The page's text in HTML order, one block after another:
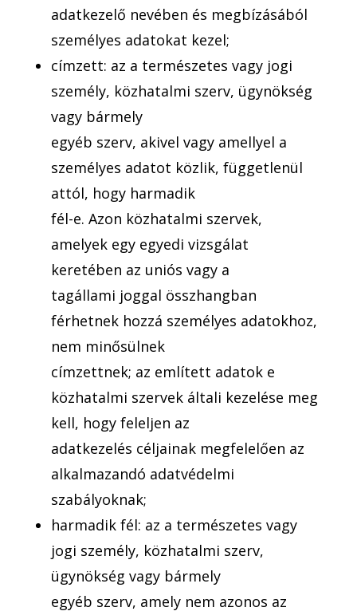
adatkezelő nevében és megbízásából
személyes adatokat kezel;
címzett: az a természetes vagy jogi
személy, közhatalmi szerv, ügynökség
vagy bármely
egyéb szerv, akivel vagy amellyel a
személyes adatot közlik, függetlenül
attól, hogy harmadik
fél-e. Azon közhatalmi szervek,
amelyek egy egyedi vizsgálat
keretében az uniós vagy a
tagállami joggal összhangban
férhetnek hozzá személyes adatokhoz,
nem minősülnek
címzettnek; az említett adatok e
közhatalmi szervek általi kezelése meg
kell, hogy feleljen az
adatkezelés céljainak megfelelően az
alkalmazandó adatvédelmi
szabályoknak;
harmadik fél: az a természetes vagy
jogi személy, közhatalmi szerv,
ügynökség vagy bármely
egyéb szerv, amely nem azonos az